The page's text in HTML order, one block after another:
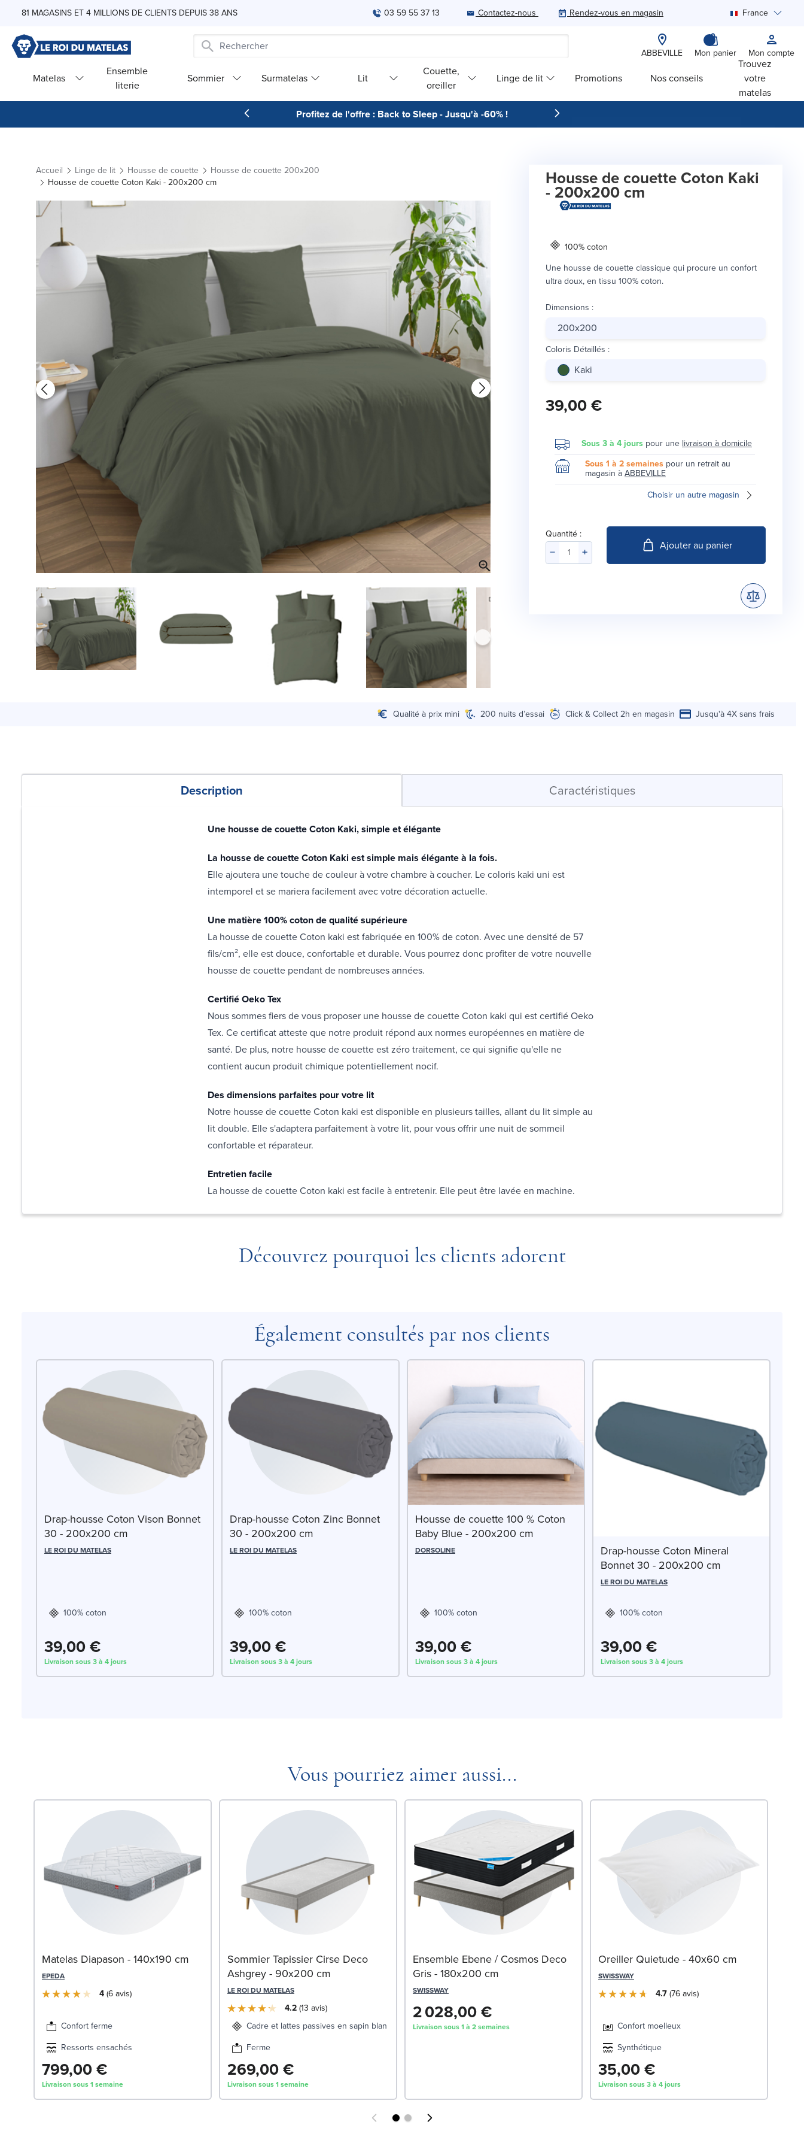
Skip to Content
81 MAGASINS ET 4 MILLIONS DE CLIENTS DEPUIS 38 ANS 03 59 55 37 13 Contactez-nous Rendez-vous en magasin France
ABBEVILLE Mon panier Mon compte
Matelas
Ensemble
literie
Sommier Surmatelas Lit
Couette,
oreiller
Linge de lit Promotions Nos conseils
Trouvez
votre
matelas
Profitez de l'offre : Back to Sleep - Jusqu'à -60% !
Accueil Linge de lit Housse de couette
Housse de couette 200x200
Housse de couette Coton Kaki - 200x200 cm
Housse de couette Coton Kaki
- 200x200 cm
100% coton
Une housse de couette classique qui procure un confort
ultra doux, en tissu 100% coton.
Dimensions :
200x200
Coloris Détaillés :
Kaki
39,00 €
Sous 3 à 4 jours pour unelivraison à domicile
Sous 1 à 2 semaines pour un retrait au
magasin àABBEVILLE
Choisir un autre magasin
Quantité :
Ajouter au panier
Qualité à prix mini 200 nuits d’essai Click & Collect 2h en magasin Jusqu'à 4X sans frais
Description Caractéristiques
Une housse de couette Coton Kaki, simple et élégante
La housse de couette Coton Kaki est simple mais élégante à la fois.
Elle ajoutera une touche de couleur à votre chambre à coucher. Le coloris kaki uni est
intemporel et se mariera facilement avec votre décoration actuelle.
Une matière 100% coton de qualité supérieure
La housse de couette Coton kaki est fabriquée en 100% de coton. Avec une densité de 57
fils/cm², elle est douce, confortable et durable. Vous pourrez donc profiter de votre nouvelle
housse de couette pendant de nombreuses années.
Certifié Oeko Tex
Nous sommes fiers de vous proposer une housse de couette Coton kaki qui est certifié Oeko
Tex. Ce certificat atteste que notre produit répond aux normes européennes en matière de
santé. De plus, notre housse de couette est zéro traitement, ce qui signifie qu'elle ne
contient aucun produit chimique potentiellement nocif.
Des dimensions parfaites pour votre lit
Notre housse de couette Coton kaki est disponible en plusieurs tailles, allant du lit simple au
lit double. Elle s'adaptera parfaitement à votre lit, pour vous offrir une nuit de sommeil
confortable et réparateur.
Entretien facile
La housse de couette Coton kaki est facile à entretenir. Elle peut être lavée en machine.
Découvrez pourquoi les clients adorent
Également consultés par nos clients
Drap-housse Coton Vison Bonnet
30 - 200x200 cm
LE ROI DU MATELAS
100% coton
39,00 €
Livraison sous 3 à 4 jours
Drap-housse Coton Zinc Bonnet
30 - 200x200 cm
LE ROI DU MATELAS
100% coton
39,00 €
Livraison sous 3 à 4 jours
Housse de couette 100 % Coton
Baby Blue - 200x200 cm
DORSOLINE
100% coton
39,00 €
Livraison sous 3 à 4 jours
Drap-housse Coton Mineral
Bonnet 30 - 200x200 cm
LE ROI DU MATELAS
100% coton
39,00 €
Livraison sous 3 à 4 jours
Vous pourriez aimer aussi...
Matelas Diapason - 140x190 cm
EPEDA
4 6avis
Confort ferme
Ressorts ensachés
799,00 €
Livraison sous 1 semaine
Sommier Tapissier Cirse Deco
Ashgrey - 90x200 cm
LE ROI DU MATELAS
4.2 13 avis
Cadre et lattes passives en sapin blanc
Ferme
269,00 €
Livraison sous 1 semaine
Ensemble Ebene / Cosmos Deco
Gris - 180x200 cm
SWISSWAY
2 028,00 €
Livraison sous 1 à 2 semaines
Oreiller Quietude - 40x60 cm
SWISSWAY
4.7 76avis
Confort moelleux
Synthétique
35,00 €
Livraison sous 3 à 4 jours